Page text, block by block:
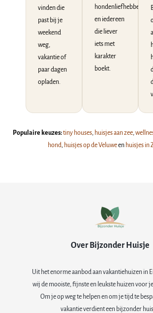
vinden die
past bij je
weekend
weg,
vakantie of
paar dagen
opladen.
hondenliefhebbers
en iedereen
die liever
iets met
karakter
boekt.
Populaire keuzes:tiny houses, huisjes aan zee,
hond, huisjes op de Veluween huisjes in
Over Bijzonder Huisje
Uit het enorme aanbod aan vakantiehuizen in
wij de mooiste, fijnste en leukste huizen voor je
Om je op weg te helpen en om je tijd te
vakantie verdient een bijzonder